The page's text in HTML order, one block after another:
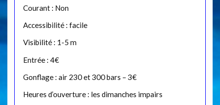
Courant : Non
Accessibilité : facile
Visibilité : 1-5 m
Entrée : 4€
Gonflage : air 230 et 300 bars – 3€
Heures d’ouverture : les dimanches impairs